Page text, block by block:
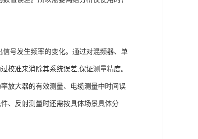
号发生频率的变化。通过对混频器、单
校准来消除其系统误差,保证测量精度。
放大器的有效测量、电缆测量中时间误
、反射测量时还需按具体场景具体分